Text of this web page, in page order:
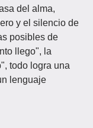
del alma,
y el silencio de
posibles de
llego", la
todo logra una
lenguaje